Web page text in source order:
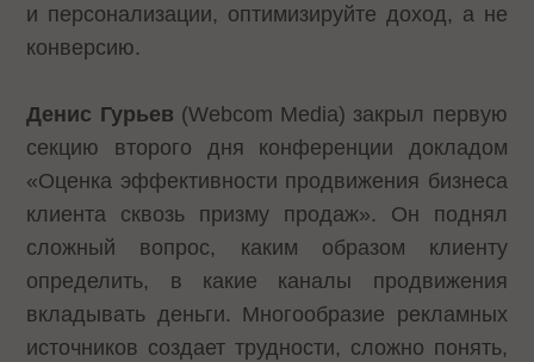
и персонализации, оптимизируйте доход, а не
конверсию.
Денис Гурьев (Webcom Media) закрыл первую
секцию второго дня конференции докладом
«Оценка эффективности продвижения бизнеса
клиента сквозь призму продаж». Он поднял
сложный вопрос, каким образом клиенту
определить, в какие каналы продвижения
вкладывать деньги. Многообразие рекламных
источников создает трудности, сложно понять,